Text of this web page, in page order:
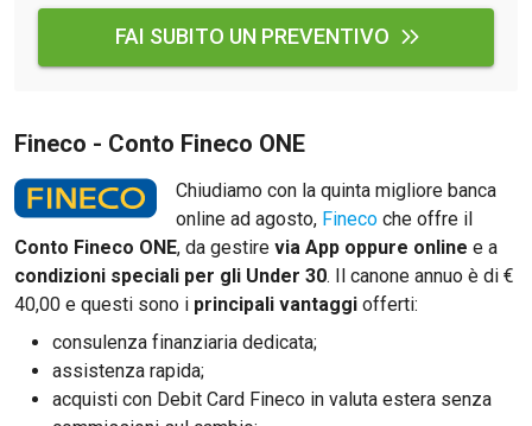
FAI SUBITO UN PREVENTIVO
Fineco - Conto Fineco ONE
Chiudiamo con la quinta migliore banca
online ad agosto, Fineco che offre il
Conto Fineco ONE, da gestire via App oppure online e a
condizioni speciali per gli Under 30. Il canone annuo è di €
40,00 e questi sono i principali vantaggi offerti:
consulenza finanziaria dedicata;
assistenza rapida;
acquisti con Debit Card Fineco in valuta estera senza